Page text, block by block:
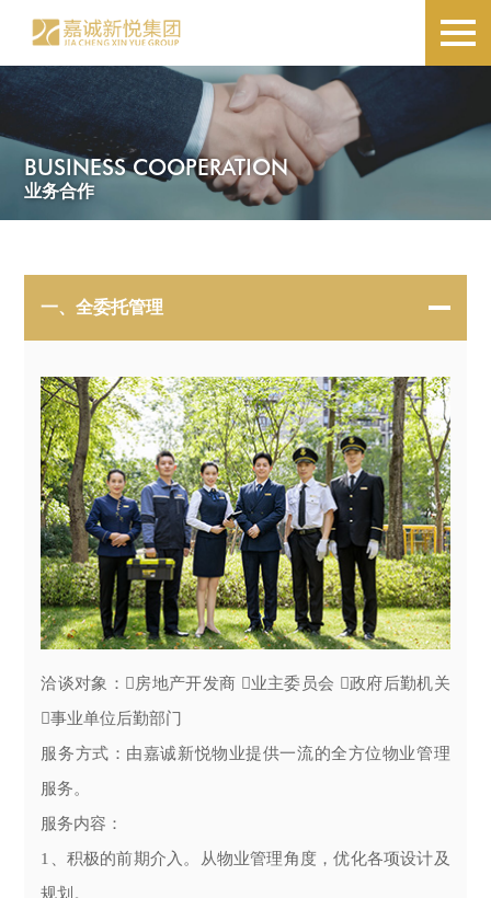
BUSINESS COOPERATION
业务合作
一、全委托管理
洽谈对象：房地产开发商 业主委员会 政府后勤机关
事业单位后勤部门
服务方式：由嘉诚新悦物业提供一流的全方位物业管理
服务。
服务内容：
1、积极的前期介入。从物业管理角度，优化各项设计及
规划。